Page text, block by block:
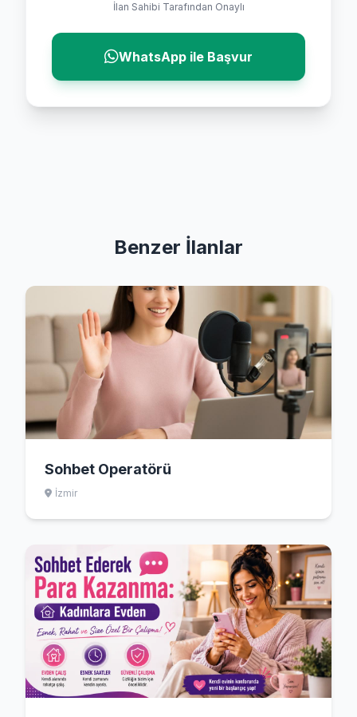
İlan Sahibi Tarafından Onaylı
WhatsApp ile Başvur
Benzer İlanlar
Sohbet Operatörü
İzmir